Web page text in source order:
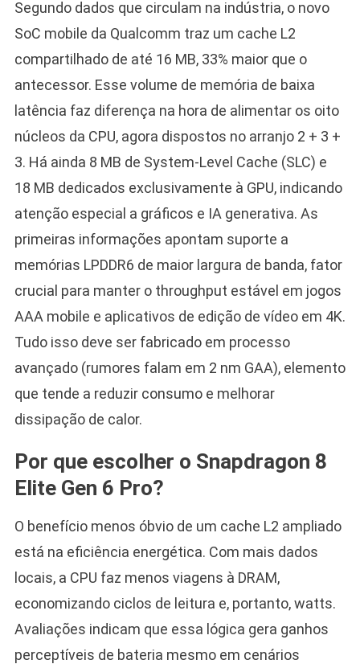
Segundo dados que circulam na indústria, o novo
SoC mobile da Qualcomm traz um cache L2
compartilhado de até 16 MB, 33% maior que o
antecessor. Esse volume de memória de baixa
latência faz diferença na hora de alimentar os oito
núcleos da CPU, agora dispostos no arranjo 2 + 3 +
3. Há ainda 8 MB de System-Level Cache (SLC) e
18 MB dedicados exclusivamente à GPU, indicando
atenção especial a gráficos e IA generativa. As
primeiras informações apontam suporte a
memórias LPDDR6 de maior largura de banda, fator
crucial para manter o throughput estável em jogos
AAA mobile e aplicativos de edição de vídeo em 4K.
Tudo isso deve ser fabricado em processo
avançado (rumores falam em 2 nm GAA), elemento
que tende a reduzir consumo e melhorar
dissipação de calor.
Por que escolher o Snapdragon 8
Elite Gen 6 Pro?
O benefício menos óbvio de um cache L2 ampliado
está na eficiência energética. Com mais dados
locais, a CPU faz menos viagens à DRAM,
economizando ciclos de leitura e, portanto, watts.
Avaliações indicam que essa lógica gera ganhos
perceptíveis de bateria mesmo em cenários